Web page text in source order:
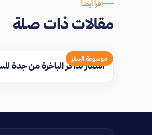
اقرأ أيضاً
مقالات ذات صلة
موسوعة السفر
اسعار تذاكر الباخرة من جدة